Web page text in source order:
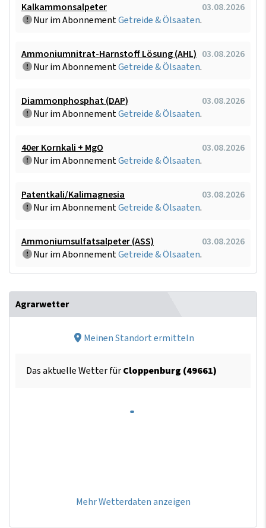
Kalkammonsalpeter
03.08.2026
Nur im AbonnementGetreide & Ölsaaten.
Ammoniumnitrat-Harnstoff Lösung (AHL) 03.08.2026
Nur im AbonnementGetreide & Ölsaaten.
Diammonphosphat (DAP)
03.08.2026
Nur im AbonnementGetreide & Ölsaaten.
40er Kornkali + MgO
03.08.2026
Nur im AbonnementGetreide & Ölsaaten.
Patentkali/Kalimagnesia
03.08.2026
Nur im AbonnementGetreide & Ölsaaten.
Ammoniumsulfatsalpeter (ASS)
03.08.2026
Nur im AbonnementGetreide & Ölsaaten.
Agrarwetter
Meinen Standort ermitteln
Das aktuelle Wetter fürCloppenburg (49661)
Mehr Wetterdaten anzeigen